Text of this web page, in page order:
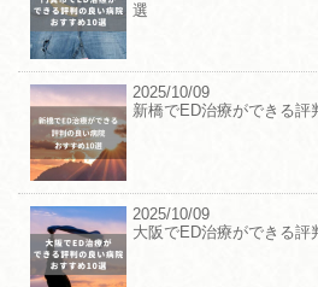
選
2025/10/09
新橋でED治療ができる評
2025/10/09
大阪でED治療ができる評